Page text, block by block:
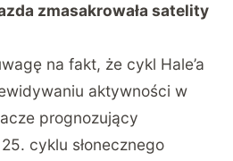
zmasakrowała satelity
na fakt, że cykl Hale’a
aktywności w
prognozujący
cyklu słonecznego